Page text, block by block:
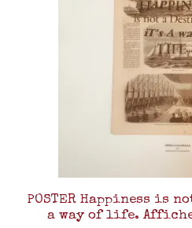
POSTER Happiness is
a way of life. Affiche